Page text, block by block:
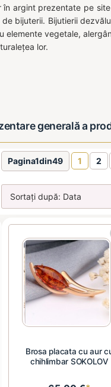
argint prezentate pe
bijuterii. Bijutierii
elemente vegetale,
lor.
generală a
Pagina1din49 1 2
Brosa placata cu aur
chihlimbar SOKOLOV